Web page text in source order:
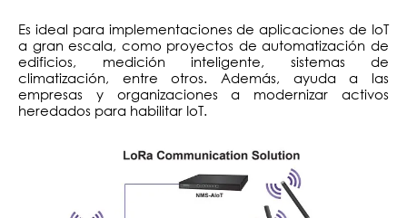
Es ideal para implementaciones de aplicaciones de IoT
a gran escala, como proyectos de automatización de
edificios, medición inteligente, sistemas de
climatización, entre otros. Además, ayuda a las
empresas y organizaciones a modernizar activos
heredados para habilitar IoT.